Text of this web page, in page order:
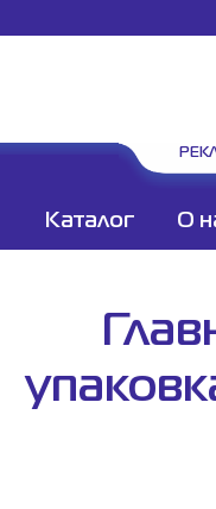
Каталог О